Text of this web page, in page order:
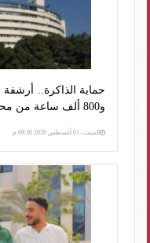
حماية الذاكرة..
و800 ألف ساعة من محتوى ماسبيرو التاريخي النادر
السبت، 01 أغسطس 2026 09:30 م